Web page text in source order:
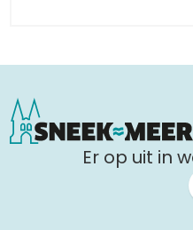
Er op uit in